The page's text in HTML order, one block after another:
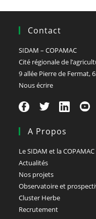
Contact
SIDAM – COPAMAC
Cité régionale de
9 allée Pierre de Fermat,
Nous écrire
A Propos
Le SIDAM et la COPAMAC
Actualités
Nos projets
Observatoire et
Cluster Herbe
Recrutement